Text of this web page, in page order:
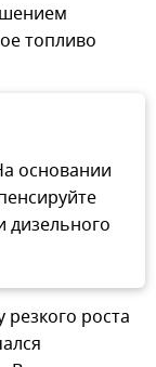
топливо
основании
дизельного
роста